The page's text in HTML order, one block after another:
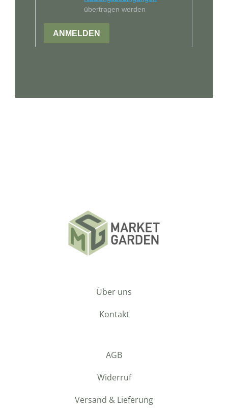
Über uns
Kontakt
AGB
Widerruf
Versand & Lieferung